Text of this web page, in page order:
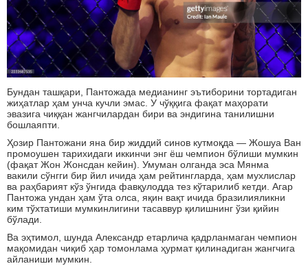
Бундан ташқари, Пантожада медианинг эътиборини тортадиган
жиҳатлар ҳам унча кучли эмас. У чўққига фақат маҳорати
эвазига чиққан жангчилардан бири ва эндигина танилишни
бошлаяпти.
Ҳозир Пантожани яна бир жиддий синов кутмоқда — Жошуа Ван
промоушен тарихидаги иккинчи энг ёш чемпион бўлиши мумкин
(фақат Жон Жонсдан кейин). Умуман олганда эса Мянма
вакили сўнгги бир йил ичида ҳам рейтингларда, ҳам мухлислар
ва раҳбарият кўз ўнгида фавқулодда тез кўтарилиб кетди. Агар
Пантожа ундан ҳам ўта олса, яқин вақт ичида бразилияликни
ким тўхтатиши мумкинлигини тасаввур қилишнинг ўзи қийин
бўлади.
Ва эҳтимол, шунда Александр етарлича қадрланмаган чемпион
мақомидан чиқиб ҳар томонлама ҳурмат қилинадиган жангчига
айланиши мумкин.